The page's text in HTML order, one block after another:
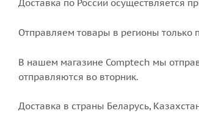
Доставка по России осуществляется
Отправляем товары в регионы только
В нашем магазине Comptech мы
отправляются во вторник.
Доставка в страны Беларусь,